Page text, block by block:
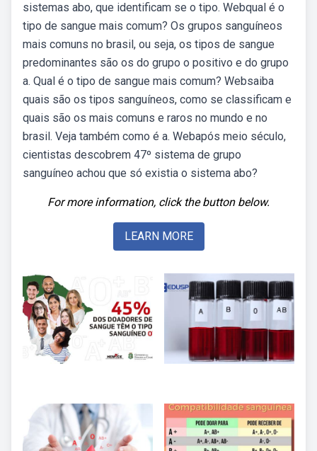
sistemas abo, que identificam se o tipo. Webqual é o
tipo de sangue mais comum? Os grupos sanguíneos
mais comuns no brasil, ou seja, os tipos de sangue
predominantes são os do grupo o positivo e do grupo
a. Qual é o tipo de sangue mais comum? Websaiba
quais são os tipos sanguíneos, como se classificam e
quais são os mais comuns e raros no mundo e no
brasil. Veja também como é a. Webapós meio século,
cientistas descobrem 47º sistema de grupo
sanguíneo achou que só existia o sistema abo?
For more information, click the button below.
LEARN MORE